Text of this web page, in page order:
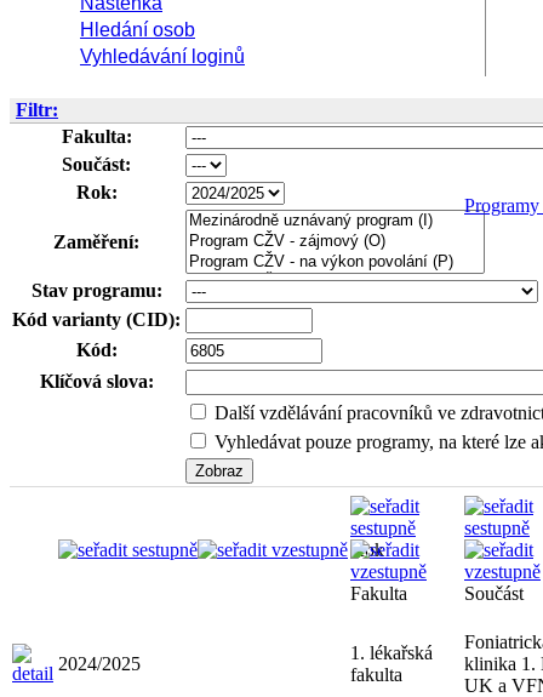
Hledání osob
Vyhledávání loginů
Filtr:
Fakulta:
Součást:
Rok:
Zaměření:
Stav programu:
Kód varianty (CID):
Kód:
Klíčová slova:
Další vzdělávání pracovníků ve
Vyhledávat pouze programy, na které lze
Rok
Fakulta Součást
2024/2025
1. lékařská
fakulta
klinika 1.
UK a